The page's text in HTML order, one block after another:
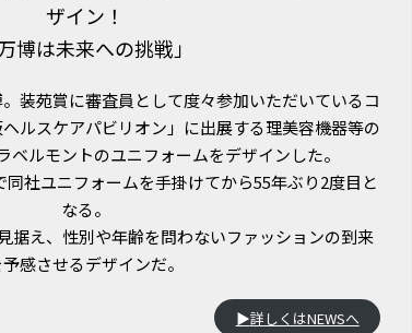
ザイン！
万博は未来への挑戦」
装苑賞に審査員として度々参加いただいているコ
ルスケアパビリオン」に出展する理美容機器等の
ベルモントのユニフォームをデザインした。
社ユニフォームを手掛けてから55年ぶり2度目と
なる。
据え、性別や年齢を問わないファッションの到来
感させるデザインだ。
▶︎詳しくはNEWSへ